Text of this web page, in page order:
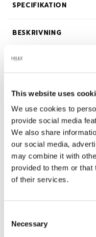
This website uses
We use cookies to
provide social media
We also share
our social media,
may combine it with
provided to them or that
of their services.
Selection
Necessary
SPECIFIKATION
BESKRIVNING
OM HILKE COLLECTION